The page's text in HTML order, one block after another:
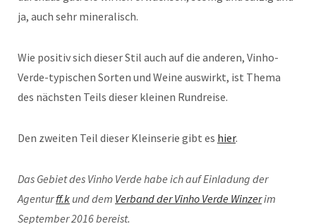
ja, auch sehr mineralisch.
Wie positiv sich dieser Stil auch auf die anderen, Vinho-
Verde-typischen Sorten und Weine auswirkt, ist Thema
des nächsten Teils dieser kleinen Rundreise.
Den zweiten Teil dieser Kleinserie gibt es hier.
Das Gebiet des Vinho Verde habe ich auf Einladung der
Agenturff.k und dem Verband der Vinho Verde Winzerim
September 2016 bereist.